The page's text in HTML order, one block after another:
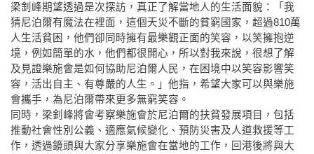
梁釗峰期望透過是次探訪， 真正 了解當地人的生活面貌：
「我
猜尼泊爾有魔法在裡面 ，這個 天災不斷的貧窮國家，超過810萬
人生活貧困，他們卻同時擁有最樂觀正面的笑容，以笑擁抱逆
境，例 如簡單的水，他們都很開心， 所以對我來說， 很想了解
及見證樂施會是如何協助尼泊爾人 民 ，在困境中以笑容影響笑
容，活出自主、有尊嚴的人生。」他指，希望大家可以與樂施
會攜手，為尼泊爾帶來更多無窮笑容。
同時，梁釗峰將會考察樂施會於尼泊爾的扶貧發展項目，包括
推動社會性別公義、適應氣候變化 、預防災害及人道救援等工
作 ，透過鏡頭與大家分享樂施會在當地的工作，回港後將與大